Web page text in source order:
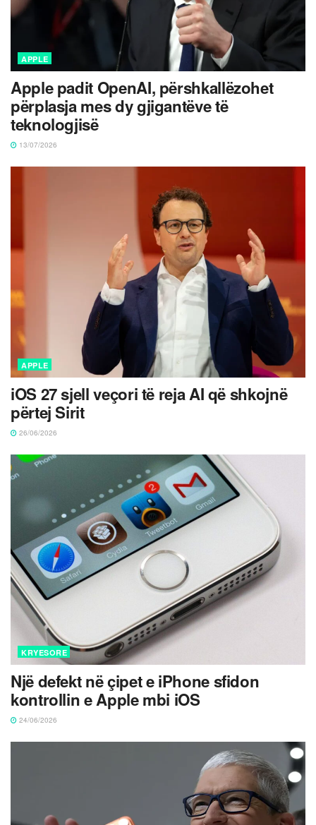
APPLE
Apple padit OpenAI, përshkallëzohet
përplasja mes dy gjigantëve të
teknologjisë
13/07/2026
APPLE
iOS 27 sjell veçori të reja AI që shkojnë
përtej Sirit
26/06/2026
KRYESORE
Një defekt në çipet e iPhone sfidon
kontrollin e Apple mbi iOS
24/06/2026